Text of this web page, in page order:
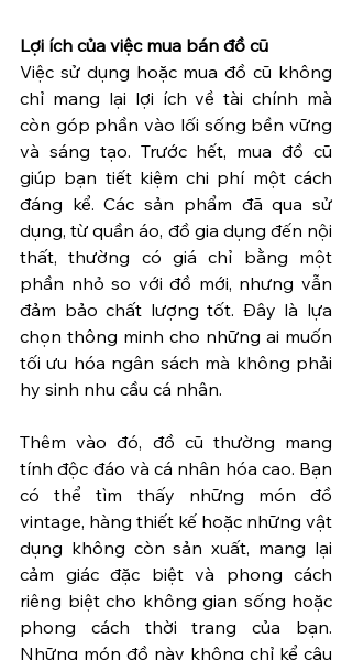
Lợi ích của việc mua bán đồ cũ
Việc sử dụng hoặc mua đồ cũ không
chỉ mang lại lợi ích về tài chính mà
còn góp phần vào lối sống bền vững
và sáng tạo. Trước hết, mua đồ cũ
giúp bạn tiết kiệm chi phí một cách
đáng kể. Các sản phẩm đã qua sử
dụng, từ quần áo, đồ gia dụng đến nội
thất, thường có giá chỉ bằng một
phần nhỏ so với đồ mới, nhưng vẫn
đảm bảo chất lượng tốt. Đây là lựa
chọn thông minh cho những ai muốn
tối ưu hóa ngân sách mà không phải
hy sinh nhu cầu cá nhân.
Thêm vào đó, đồ cũ thường mang
tính độc đáo và cá nhân hóa cao. Bạn
có thể tìm thấy những món đồ
vintage, hàng thiết kế hoặc những vật
dụng không còn sản xuất, mang lại
cảm giác đặc biệt và phong cách
riêng biệt cho không gian sống hoặc
phong cách thời trang của bạn.
Những món đồ này không chỉ kể câu